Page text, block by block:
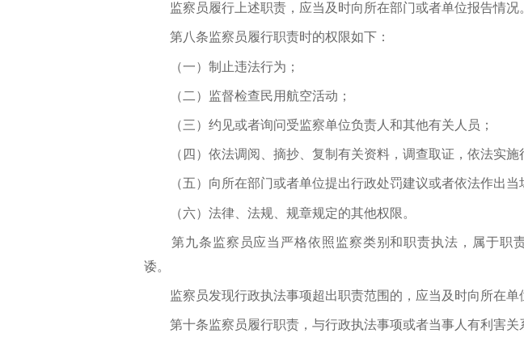
监察员履行上述职责，应当及时向所在部门或者单位报告情况
第八条监察员履行职责时的权限如下：
（一）制止违法行为；
（二）监督检查民用航空活动；
（三）约见或者询问受监察单位负责人和其他有关人员；
（四）依法调阅、摘抄、复制有关资料，调查取证，依法实施
（五）向所在部门或者单位提出行政处罚建议或者依法作出当
（六）法律、法规、规章规定的其他权限。
第九条监察员应当严格依照监察类别和职责执法，属于职
诿。
监察员发现行政执法事项超出职责范围的，应当及时向所在单
第十条监察员履行职责，与行政执法事项或者当事人有利害关